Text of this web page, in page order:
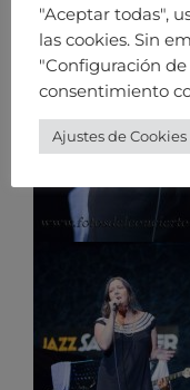
"Aceptar todas",
las cookies. Sin
"Configuración
consentimiento
Ajustes de Cookies